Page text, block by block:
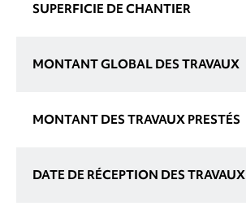
SUPERFICIE DE CHANTIER
MONTANT GLOBAL DES TRAVAUX
MONTANT DES TRAVAUX PRESTÉS
DATE DE RÉCEPTION DES TRAVAUX